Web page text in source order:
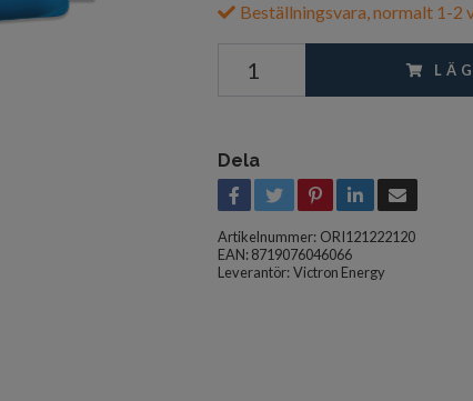
Beställningsvara, normalt 1-2
Dela
Artikelnummer: ORI121222120
EAN: 8719076046066
Leverantör:Victron Energy